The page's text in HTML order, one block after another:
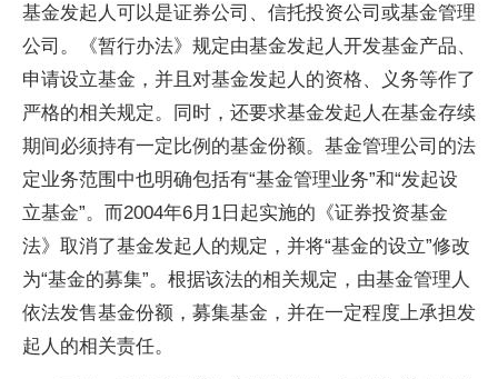
基金发起人可以是证券公司、信托投资公司或基金管理
公司。《暂行办法》规定由基金发起人开发基金产品、
申请设立基金，并且对基金发起人的资格、义务等作了
严格的相关规定。同时，还要求基金发起人在基金存续
期间必须持有一定比例的基金份额。基金管理公司的法
定业务范围中也明确包括有“基金管理业务”和“发起设
立基金”。而2004年6月1日起实施的《证券投资基金
法》取消了基金发起人的规定，并将“基金的设立”修改
为“基金的募集”。根据该法的相关规定，由基金管理人
依法发售基金份额，募集基金，并在一定程度上承担发
起人的相关责任。